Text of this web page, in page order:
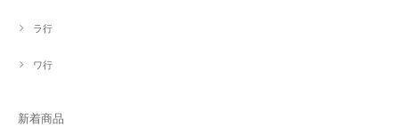
ラ行
ワ行
新着商品